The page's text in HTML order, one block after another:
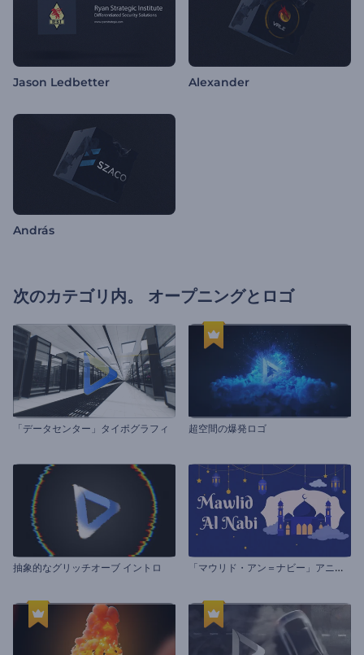
Jason Ledbetter Alexander
András
次のカテゴリ内。 オープニングとロゴ
「データセンター」タイポグラフィ 超空間の爆発ロゴ
抽象的なグリッチオーブ イントロ 「
マウリド・アン＝ナビー」アニメーション